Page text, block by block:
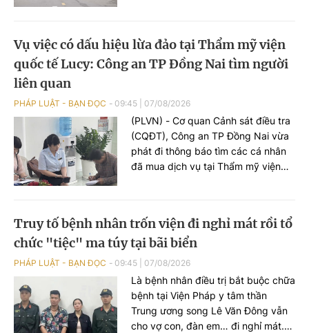
Vụ việc có dấu hiệu lừa đảo tại Thẩm mỹ viện
quốc tế Lucy: Công an TP Đồng Nai tìm người
liên quan
PHÁP LUẬT - BẠN ĐỌC 09:45 07/08/2026
(PLVN) - Cơ quan Cảnh sát điều tra
(CQĐT), Công an TP Đồng Nai vừa
phát đi thông báo tìm các cá nhân
đã mua dịch vụ tại Thẩm mỹ viện
Truy tố bệnh nhân trốn viện đi nghỉ mát rồi tổ
chức "tiệc" ma túy tại bãi biển
PHÁP LUẬT - BẠN ĐỌC 09:45 07/08/2026
Là bệnh nhân điều trị bắt buộc chữa
bệnh tại Viện Pháp y tâm thần
Trung ương song Lê Văn Đông vẫn
cho vợ con, đàn em… đi nghỉ mát.